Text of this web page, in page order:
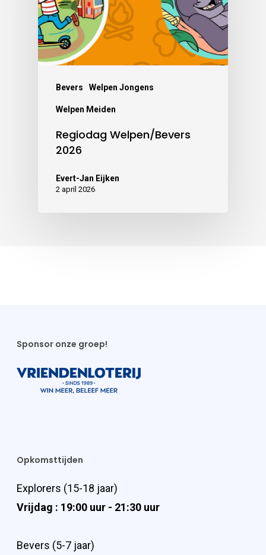
Bevers Welpen Jongens
Welpen Meiden
Regiodag Welpen/Bevers
2026
Evert-Jan Eijken
2 april 2026
Sponsor onze groep!
Opkomsttijden
Explorers (15-18 jaar)
Vrijdag : 19:00 uur - 21:30 uur
Bevers (5-7 jaar)